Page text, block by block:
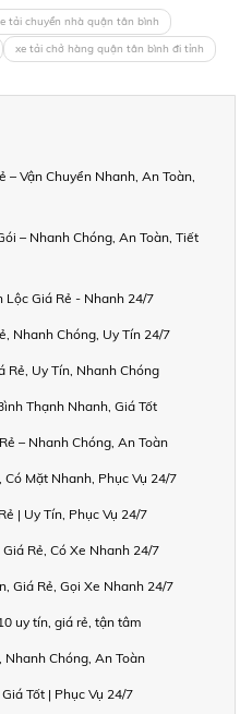
tải chuyển nhà quận tân bình
xe tải chở hàng quận tân bình đi tỉnh
– Vận Chuyển Nhanh, An Toàn,
– Nhanh Chóng, An Toàn, Tiết
Lộc Giá Rẻ - Nhanh 24/7
Nhanh Chóng, Uy Tín 24/7
Rẻ, Uy Tín, Nhanh Chóng
Thạnh Nhanh, Giá Tốt
– Nhanh Chóng, An Toàn
Có Mặt Nhanh, Phục Vụ 24/7
| Uy Tín, Phục Vụ 24/7
Rẻ, Có Xe Nhanh 24/7
Giá Rẻ, Gọi Xe Nhanh 24/7
uy tín, giá rẻ, tận tâm
Nhanh Chóng, An Toàn
Tốt | Phục Vụ 24/7